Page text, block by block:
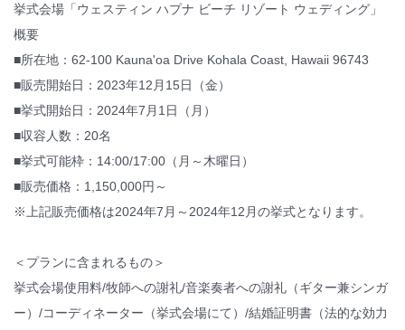
挙式会場「ウェスティン ハプナ ビーチ リゾート ウェディング」
概要
■所在地：62-100 Kauna'oa Drive Kohala Coast, Hawaii 96743
■販売開始日：2023年12月15日（金）
■挙式開始日：2024年7月1日（月）
■収容人数：20名
■挙式可能枠：14:00/17:00（月～木曜日）
■販売価格：1,150,000円～
※上記販売価格は2024年7月～2024年12月の挙式となります。
＜プランに含まれるもの＞
挙式会場使用料/牧師への謝礼/音楽奏者への謝礼（ギター兼シンガ
ー）/コーディネーター（挙式会場にて）/結婚証明書（法的な効力